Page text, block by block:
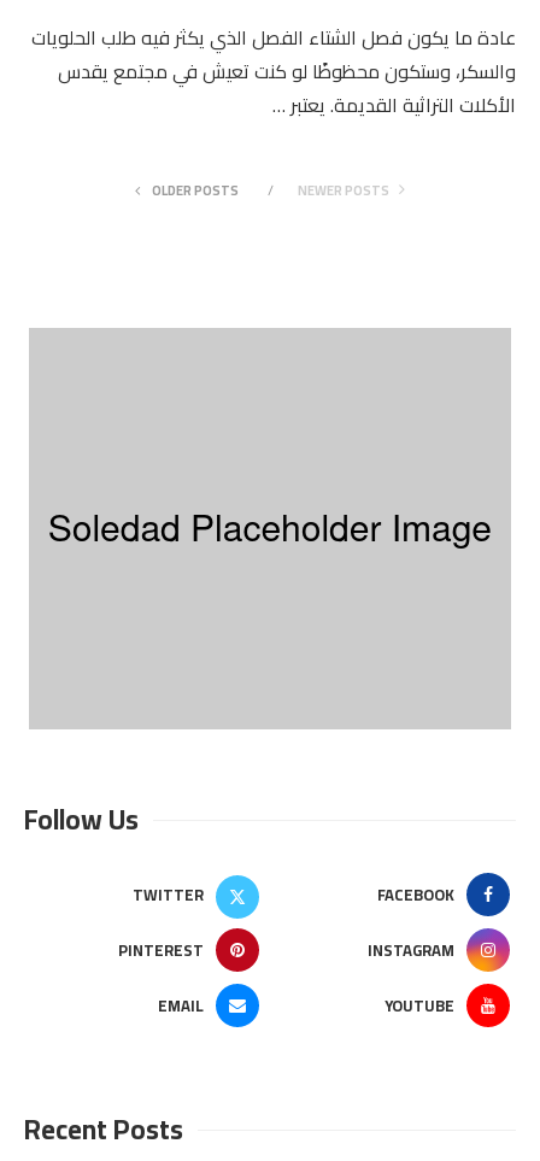
عادة ما يكون فصل الشتاء الفصل الذي يكثر فيه طلب الحلويات
والسكر، وستكون محظوظًا لو كنت تعيش في مجتمع يقدس
الأكلات التراثية القديمة. يعتبر …
NEWER POSTS
OLDER POSTS
Follow Us
FACEBOOK
TWITTER
INSTAGRAM
PINTEREST
YOUTUBE
EMAIL
Recent Posts